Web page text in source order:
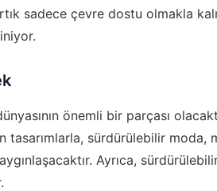
sadece çevre dostu olmakla
önemli bir parçası
tasarımlarla, sürdürülebilir moda,
Ayrıca,